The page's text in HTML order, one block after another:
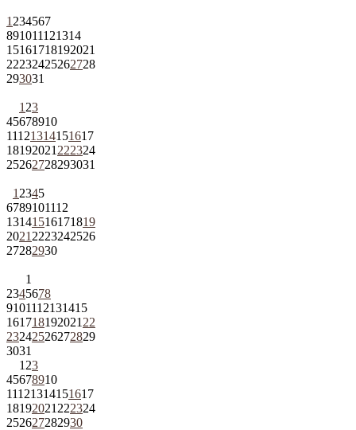
1 234567
891011121314
15161718192021
22232425262728
293031
1 23
45678910
11121314151617
18192021 222324
25262728293031
1 2345
6789101112
13141516171819
2021 2223242526
27282930
1
2345678
9101112131415
161718192021 22
23242526272829
3031
1 23
45678910
11121314151617
18192021 222324
252627282930